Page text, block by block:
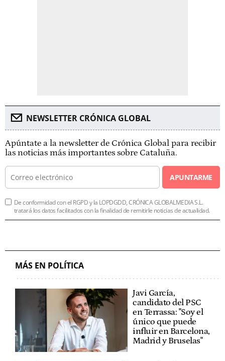
NEWSLETTER CRÓNICA GLOBAL
Apúntate a la newsletter de Crónica Global para recibir
las noticias más importantes sobre Cataluña.
APUNTARME
De conformidad con el RGPD y la LOPDGDD, CRÓNICA GLOBALMEDIA S.L.
tratará los datos facilitados con la finalidad de remitirle noticias de actualidad.
MÁS EN POLÍTICA
Javi García,
candidato del PSC
en Terrassa: "Soy el
único que puede
influir en Barcelona,
Madrid y Bruselas"